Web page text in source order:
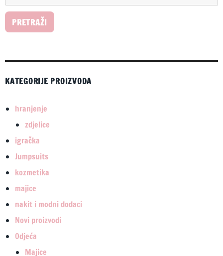
PRETRAŽI
KATEGORIJE PROIZVODA
hranjenje
zdjelice
igračka
Jumpsuits
kozmetika
majice
nakit i modni dodaci
Novi proizvodi
Odjeća
Majice